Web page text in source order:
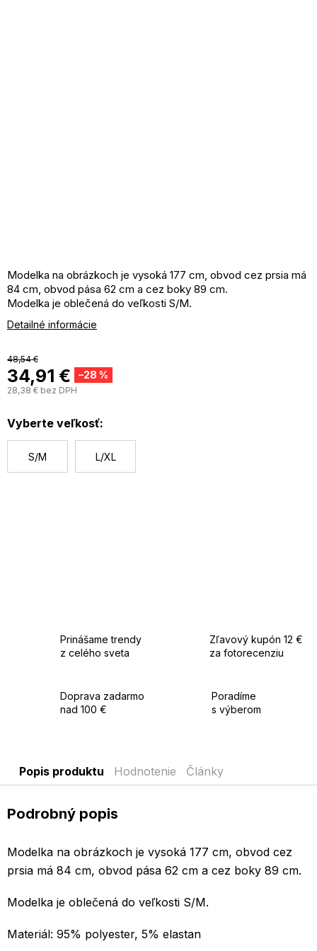
48,54 €
–28 %
34,91 €
28,38 € bez DPH
Vyberte veľkosť:
S/M L/XL
Modelka na obrázkoch je vysoká 177 cm, obvod cez prsia má
84 cm, obvod pása 62 cm a cez boky 89 cm.
Modelka je oblečená do veľkosti S/M.
Materiál: 95% polyester, 5% elastan
Detailné informácie
Prinášame trendy
z celého sveta
Zľavový kupón 12 €
za fotorecenziu
Doprava zadarmo
nad 100 €
Poradíme
s výberom
Popis produktu Hodnotenie Články
Podrobný popis
Modelka na obrázkoch je vysoká 177 cm, obvod cez
prsia má 84 cm, obvod pása 62 cm a cez boky 89 cm.
Modelka je oblečená do veľkosti S/M.
Materiál: 95% polyester, 5% elastan